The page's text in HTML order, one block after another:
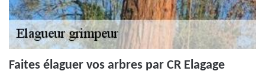
Faites élaguer vos arbres par CR Elagage